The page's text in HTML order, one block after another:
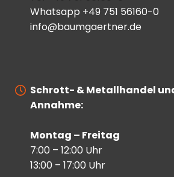
Whatsapp +49 751 56160-0
info@baumgaertner.de
Schrott- & Metallhandel
Annahme:
Montag – Freitag
7:00 – 12:00 Uhr
13:00 – 17:00 Uhr